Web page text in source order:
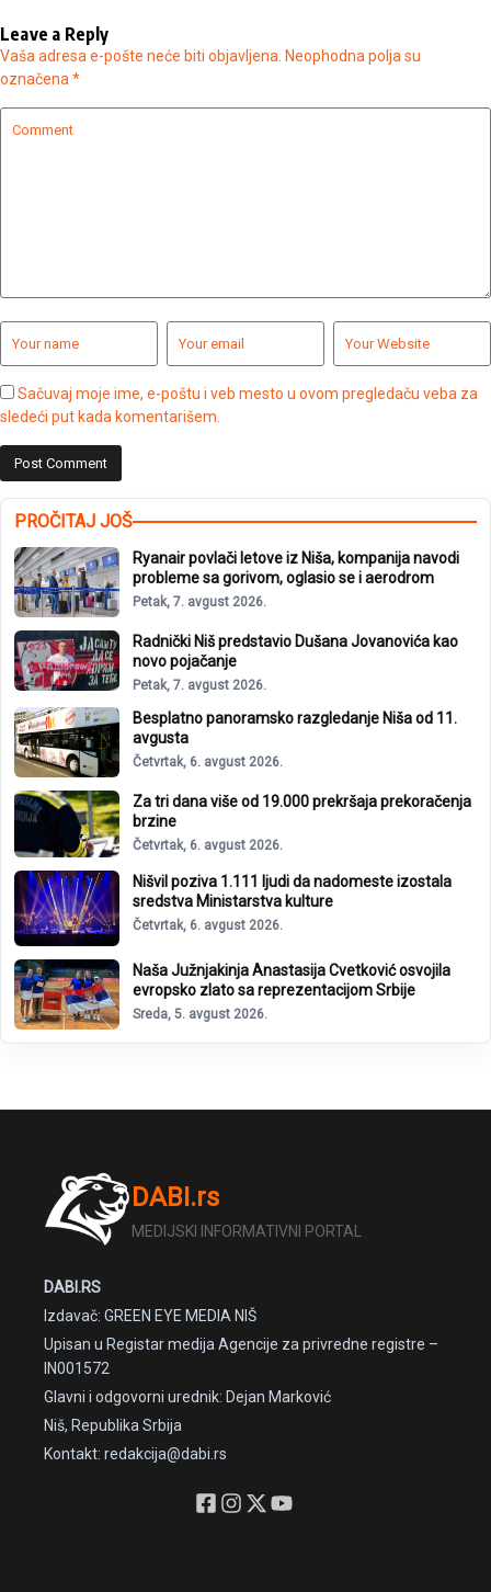
Leave a Reply
Vaša adresa e-pošte neće biti objavljena. Neophodna polja su
označena *
Sačuvaj moje ime, e-poštu i veb mesto u ovom pregledaču veba za
sledeći put kada komentarišem.
PROČITAJ JOŠ
Ryanair povlači letove iz Niša, kompanija navodi
probleme sa gorivom, oglasio se i aerodrom
Petak, 7. avgust 2026.
Radnički Niš predstavio Dušana Jovanovića kao
novo pojačanje
Petak, 7. avgust 2026.
Besplatno panoramsko razgledanje Niša od 11.
avgusta
Četvrtak, 6. avgust 2026.
Za tri dana više od 19.000 prekršaja prekoračenja
brzine
Četvrtak, 6. avgust 2026.
Nišvil poziva 1.111 ljudi da nadomeste izostala
sredstva Ministarstva kulture
Četvrtak, 6. avgust 2026.
Naša Južnjakinja Anastasija Cvetković osvojila
evropsko zlato sa reprezentacijom Srbije
Sreda, 5. avgust 2026.
DABI.rs
MEDIJSKI INFORMATIVNI PORTAL
DABI.RS
Izdavač: GREEN EYE MEDIA NIŠ
Upisan u Registar medija Agencije za privredne registre –
IN001572
Glavni i odgovorni urednik: Dejan Marković
Niš, Republika Srbija
Kontakt: redakcija@dabi.rs